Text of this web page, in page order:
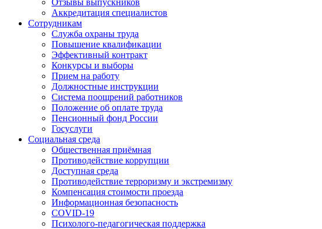
Отзывы выпускников
Аккредитация специалистов
Сотрудникам
Служба охраны труда
Повышение квалификации
Эффективный контракт
Конкурсы и выборы
Прием на работу
Должностные инструкции
Система поощрений работников
Положение об оплате труда
Пенсионный фонд России
Госуслуги
Социальная среда
Общественная приёмная
Противодействие коррупции
Доступная среда
Противодействие терроризму и экстремизму
Компенсация стоимости проезда
Информационная безопасность
COVID-19
Психолого-педагогическая поддержка